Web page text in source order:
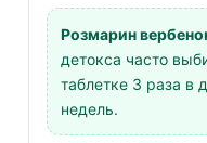
Розмарин
детокса часто
таблетке 3 раза в
недель.